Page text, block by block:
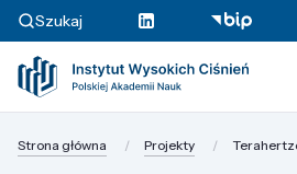
Szukaj
Strona główna Projekty